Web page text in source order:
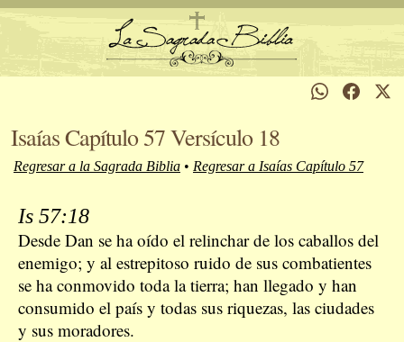
Isaías Capítulo 57 Versículo 18
Regresar a la Sagrada Biblia • Regresar a Isaías Capítulo 57
Is 57:18
Desde Dan se ha oído el relinchar de los caballos del
enemigo; y al estrepitoso ruido de sus combatientes
se ha conmovido toda la tierra; han llegado y han
consumido el país y todas sus riquezas, las ciudades
y sus moradores.